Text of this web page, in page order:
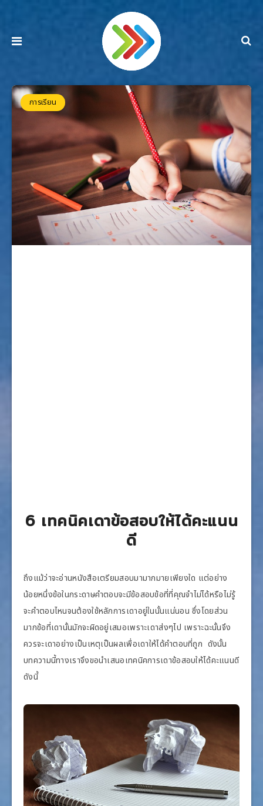
การเรียน
6 เทคนิคเดาข้อสอบให้ได้คะแนน
ดี
ถึงแม้ว่าจะอ่านหนังสือเตรียมสอบมามากมายเพียงใด แต่อย่าง
น้อยหนึ่งข้อในกระดาษคำตอบจะมีข้อสอบข้อที่ที่คุณจำไม่ได้หรือไม่รู้
จะคำตอบไหนจนต้องใช้หลักการเดาอยู่ในนั้นแน่นอน ซึ่งโดยส่วน
มากข้อที่เดานั้นมักจะผิดอยู่เสมอเพราะเดาส่งๆไป เพราะฉะนั้นจึง
ควรจะเดาอย่างเป็นเหตุเป็นผลเพื่อเดาให้ได้คำตอบที่ถูก ดังนั้น
บทความนี้ทางเราจึงขอนำเสนอเทคนิคการเดาข้อสอบให้ได้คะแนนดี
ดังนี้